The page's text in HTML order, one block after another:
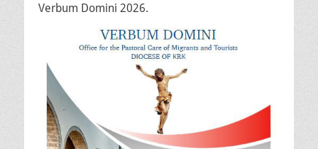
Verbum Domini 2026.